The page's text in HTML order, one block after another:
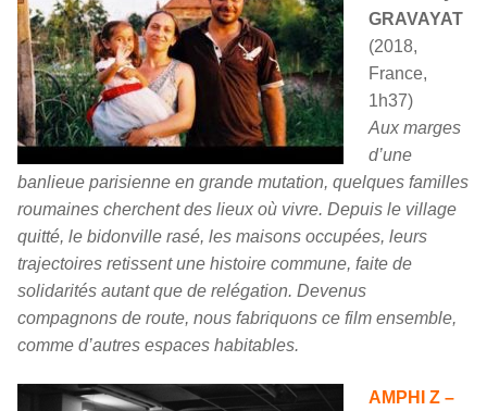
GRAVAYAT
(2018,
France,
1h37)
Aux marges
d’une
banlieue parisienne en grande mutation, quelques familles
roumaines cherchent des lieux où vivre. Depuis le village
quitté, le bidonville rasé, les maisons occupées, leurs
trajectoires retissent une histoire commune, faite de
solidarités autant que de relégation. Devenus
compagnons de route, nous fabriquons ce film ensemble,
comme d’autres espaces habitables.
AMPHI Z –